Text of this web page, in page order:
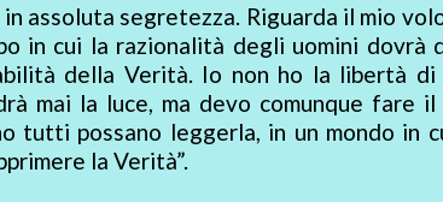
assoluta segretezza. Riguarda il mio
in cui la razionalità degli uomini dovrà
della Verità. Io non ho la libertà
mai la luce, ma devo comunque fare
tutti possano leggerla, in un mondo in
la Verità”.